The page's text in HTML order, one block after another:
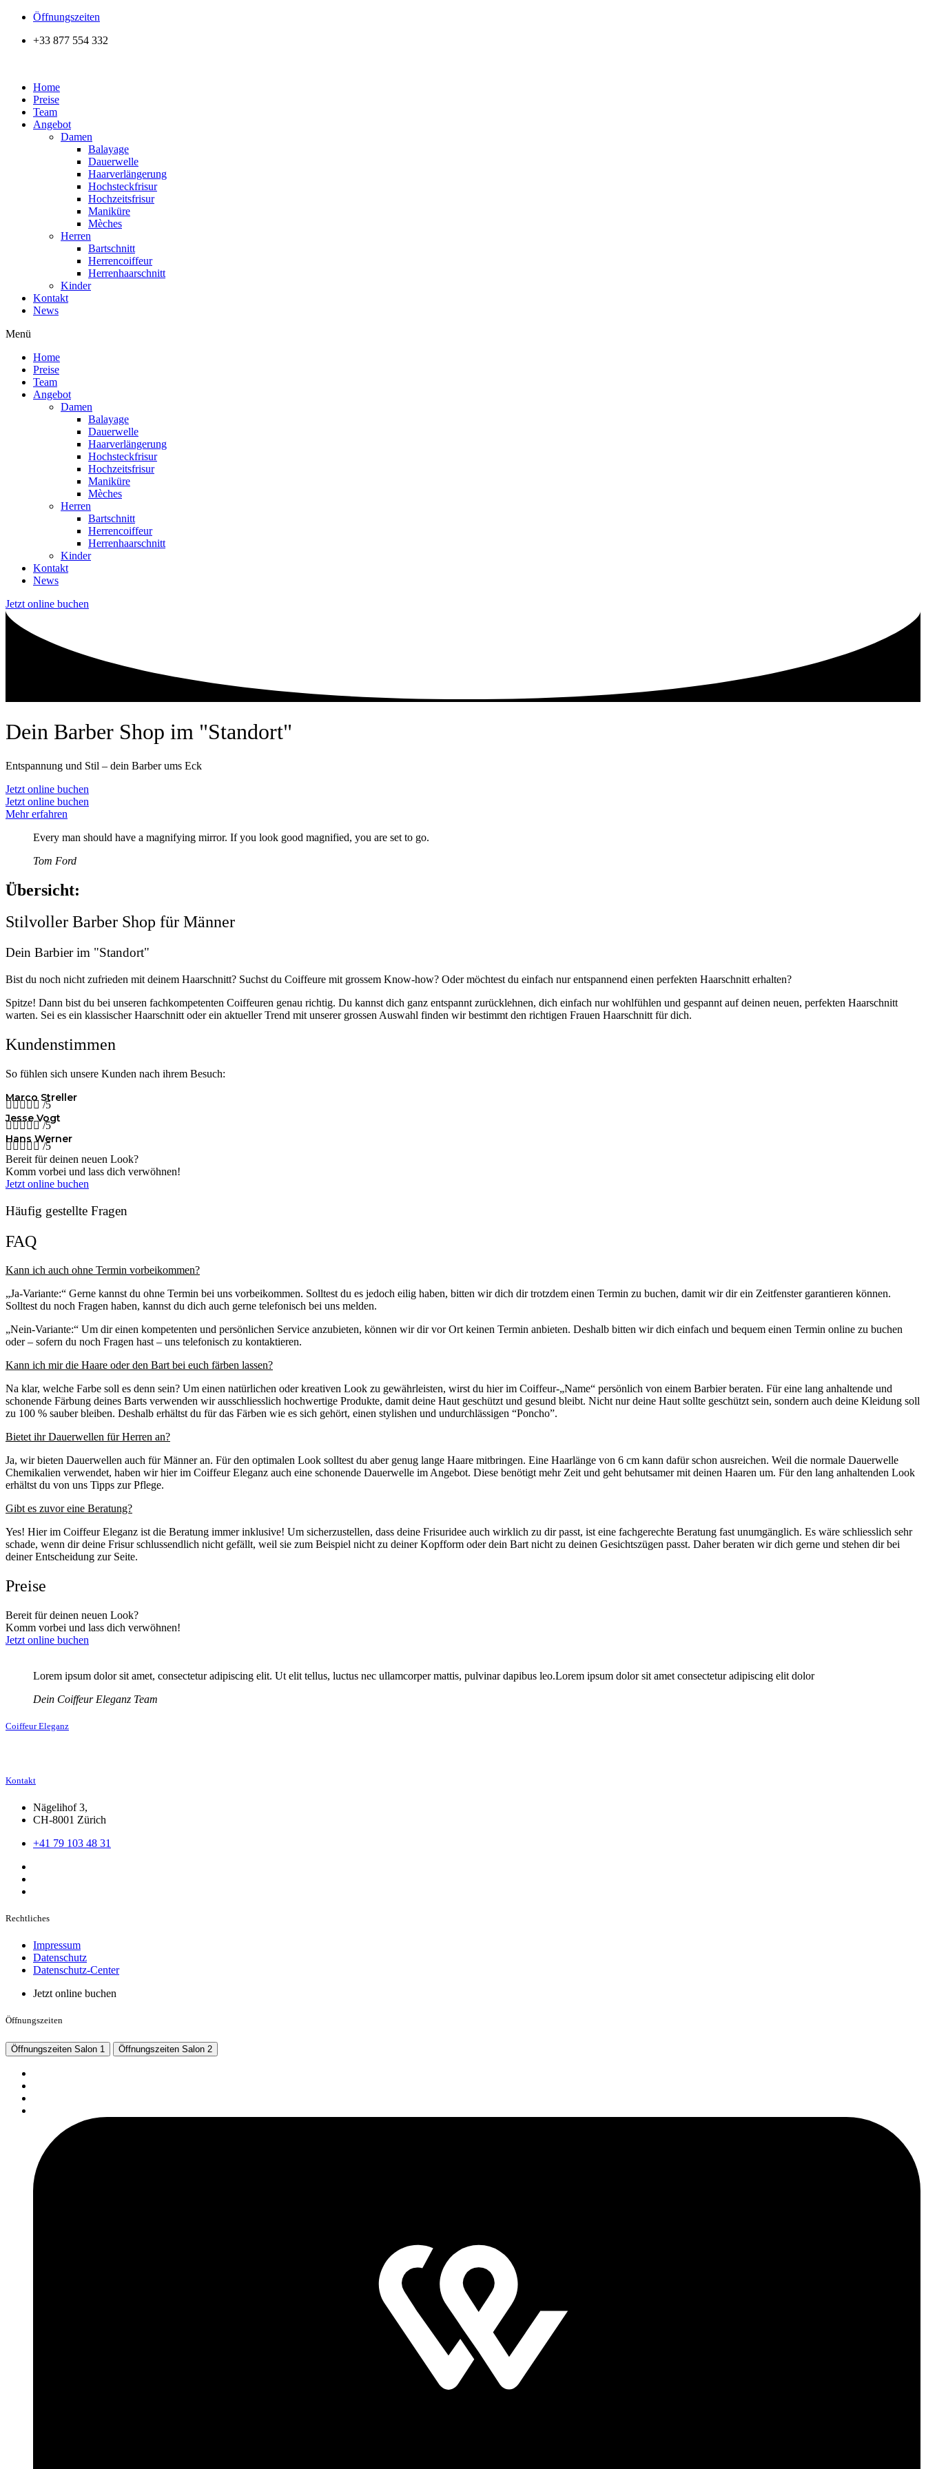
Zum
wechseln
Öffnungszeiten
+33 877 554 332
Home
Preise
Team
Angebot
Damen
Balayage
Dauerwelle
Haarverlängerung
Hochsteckfrisur
Hochzeitsfrisur
Maniküre
Mèches
Herren
Bartschnitt
Herrencoiffeur
Herrenhaarschnitt
Kinder
Kontakt
News
Menü
Home
Preise
Team
Angebot
Damen
Balayage
Dauerwelle
Haarverlängerung
Hochsteckfrisur
Hochzeitsfrisur
Maniküre
Mèches
Herren
Bartschnitt
Herrencoiffeur
Herrenhaarschnitt
Kinder
Kontakt
News
Jetzt online buchen
Dein Barber Shop im "Standort"
Entspannung und Stil – dein Barber ums Eck
Jetzt online buchen
Jetzt online buchen
Mehr erfahren
Every man should have a magnifying mirror. If you look good magnified, you are set to go.
Tom Ford
Übersicht:
Stilvoller Barber Shop für Männer
Dein Barbier im "Standort"
Bist du noch nicht zufrieden mit deinem Haarschnitt? Suchst du Coiffeure mit grossem Know-how? Oder möchtest du einfach nur entspannend einen perfekten Haarschnitt erhalten?
Spitze! Dann bist du bei unseren fachkompetenten Coiffeuren genau richtig. Du kannst dich ganz entspannt zurücklehnen, dich einfach nur wohlfühlen und gespannt auf deinen neuen, perfekten Haarschnitt
warten. Sei es ein klassischer Haarschnitt oder ein aktueller Trend mit unserer grossen Auswahl finden wir bestimmt den richtigen Frauen Haarschnitt für dich.
Kundenstimmen
So fühlen sich unsere Kunden nach ihrem Besuch:
Marco Streller
 /5
Jesse Vogt
 /5
Hans Werner
  /5
Bereit für deinen neuen Look?
Komm vorbei und lass dich verwöhnen!
Jetzt online buchen
Häufig gestellte Fragen
FAQ
Kann ich auch ohne Termin vorbeikommen?
„Ja-Variante:“ Gerne kannst du ohne Termin bei uns vorbeikommen. Solltest du es jedoch eilig haben, bitten wir dich dir trotzdem einen Termin zu buchen, damit wir dir ein Zeitfenster garantieren können.
Solltest du noch Fragen haben, kannst du dich auch gerne telefonisch bei uns melden.
„Nein-Variante:“ Um dir einen kompetenten und persönlichen Service anzubieten, können wir dir vor Ort keinen Termin anbieten. Deshalb bitten wir dich einfach und bequem einen Termin online zu buchen
oder – sofern du noch Fragen hast – uns telefonisch zu kontaktieren.
Kann ich mir die Haare oder den Bart bei euch färben lassen?
Na klar, welche Farbe soll es denn sein? Um einen natürlichen oder kreativen Look zu gewährleisten, wirst du hier im Coiffeur-„Name“ persönlich von einem Barbier beraten. Für eine lang anhaltende und
schonende Färbung deines Barts verwenden wir ausschliesslich hochwertige Produkte, damit deine Haut geschützt und gesund bleibt. Nicht nur deine Haut sollte geschützt sein, sondern auch deine Kleidung soll
zu 100 % sauber bleiben. Deshalb erhältst du für das Färben wie es sich gehört, einen stylishen und undurchlässigen “Poncho”.
Bietet ihr Dauerwellen für Herren an?
Ja, wir bieten Dauerwellen auch für Männer an. Für den optimalen Look solltest du aber genug lange Haare mitbringen. Eine Haarlänge von 6 cm kann dafür schon ausreichen. Weil die normale Dauerwelle
Chemikalien verwendet, haben wir hier im Coiffeur Eleganz auch eine schonende Dauerwelle im Angebot. Diese benötigt mehr Zeit und geht behutsamer mit deinen Haaren um. Für den lang anhaltenden Look
erhältst du von uns Tipps zur Pflege.
Gibt es zuvor eine Beratung?
Yes! Hier im Coiffeur Eleganz ist die Beratung immer inklusive! Um sicherzustellen, dass deine Frisuridee auch wirklich zu dir passt, ist eine fachgerechte Beratung fast unumgänglich. Es wäre schliesslich sehr
schade, wenn dir deine Frisur schlussendlich nicht gefällt, weil sie zum Beispiel nicht zu deiner Kopfform oder dein Bart nicht zu deinen Gesichtszügen passt. Daher beraten wir dich gerne und stehen dir bei
deiner Entscheidung zur Seite.
Preise
Bereit für deinen neuen Look?
Komm vorbei und lass dich verwöhnen!
Jetzt online buchen
Lorem ipsum dolor sit amet, consectetur adipiscing elit. Ut elit tellus, luctus nec ullamcorper mattis, pulvinar dapibus leo.Lorem ipsum dolor sit amet consectetur adipiscing elit dolor
Dein Coiffeur Eleganz Team
Coiffeur Eleganz
Kontakt
Nägelihof 3,
CH-8001 Zürich
+41 79 103 48 31
Rechtliches
Impressum
Datenschutz
Datenschutz-Center
Jetzt online buchen
Öffnungszeiten
Öffnungszeiten Salon 1 Öffnungszeiten Salon 2